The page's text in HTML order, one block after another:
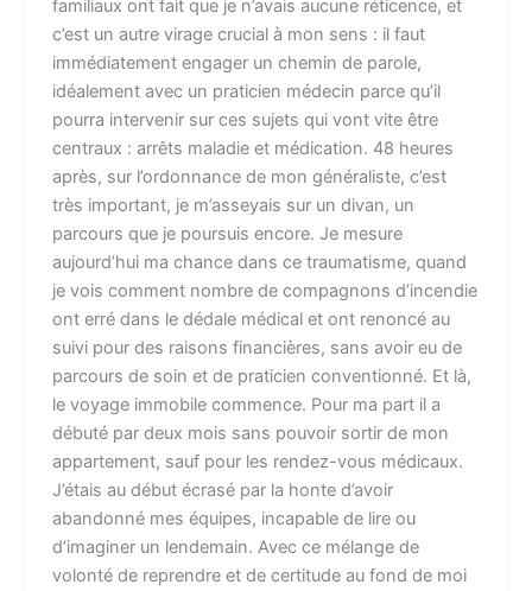
familiaux ont fait que je n’avais aucune réticence, et
c’est un autre virage crucial à mon sens : il faut
immédiatement engager un chemin de parole,
idéalement avec un praticien médecin parce qu’il
pourra intervenir sur ces sujets qui vont vite être
centraux : arrêts maladie et médication. 48 heures
après, sur l’ordonnance de mon généraliste, c’est
très important, je m’asseyais sur un divan, un
parcours que je poursuis encore. Je mesure
aujourd’hui ma chance dans ce traumatisme, quand
je vois comment nombre de compagnons d’incendie
ont erré dans le dédale médical et ont renoncé au
suivi pour des raisons financières, sans avoir eu de
parcours de soin et de praticien conventionné. Et là,
le voyage immobile commence. Pour ma part il a
débuté par deux mois sans pouvoir sortir de mon
appartement, sauf pour les rendez-vous médicaux.
J’étais au début écrasé par la honte d’avoir
abandonné mes équipes, incapable de lire ou
d’imaginer un lendemain. Avec ce mélange de
volonté de reprendre et de certitude au fond de moi